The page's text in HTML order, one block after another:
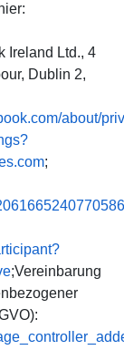
Ireland Ltd., 4
Dublin 2,
about/
;
;Vereinbarung